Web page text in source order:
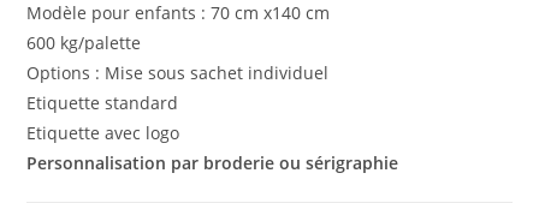
Modèle pour enfants : 70 cm x140 cm
600 kg/palette
Options : Mise sous sachet individuel
Etiquette standard
Etiquette avec logo
Personnalisation par broderie ou sérigraphie